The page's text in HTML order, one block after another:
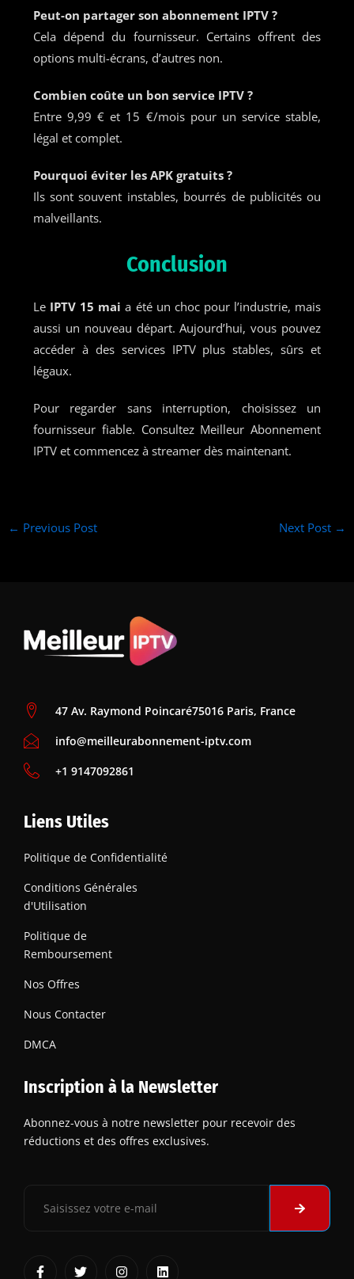
Peut-on partager son abonnement IPTV ?
Cela dépend du fournisseur. Certains offrent des
options multi-écrans, d’autres non.
Combien coûte un bon service IPTV ?
Entre 9,99 € et 15 €/mois pour un service stable,
légal et complet.
Pourquoi éviter les APK gratuits ?
Ils sont souvent instables, bourrés de publicités ou
malveillants.
Conclusion
Le IPTV 15 mai a été un choc pour l’industrie, mais
aussi un nouveau départ. Aujourd’hui, vous pouvez
accéder à des services IPTV plus stables, sûrs et
légaux.
Pour regarder sans interruption, choisissez un
fournisseur fiable. Consultez Meilleur Abonnement
IPTV et commencez à streamer dès maintenant.
← Previous Post Next Post →
47 Av. Raymond Poincaré75016 Paris, France
info@meilleurabonnement-iptv.com
+1 9147092861
Liens Utiles
Politique de Confidentialité
Conditions Générales
d'Utilisation
Politique de
Remboursement
Nos Offres
Nous Contacter
DMCA
Inscription à la Newsletter
Abonnez-vous à notre newsletter pour recevoir des
réductions et des offres exclusives.
Submit
a w n i